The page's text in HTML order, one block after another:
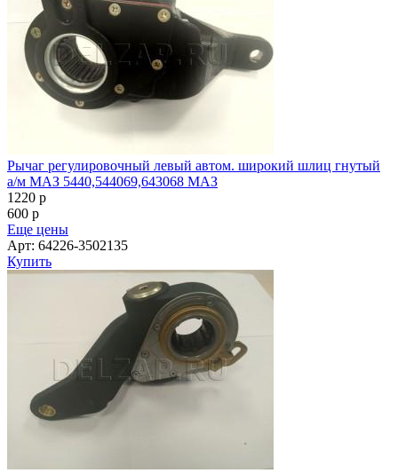
Рычаг регулировочный правый аналог 79260 НЕФАЗ-5297
1220p
600p
Еще цены
Арт: 79260